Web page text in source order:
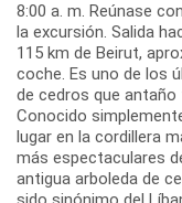
8:00 a. m. Reúnase
la excursión. Salida
115 km de Beirut,
coche. Es uno de los
de cedros que
Conocido
lugar en la cordillera
más espectaculares
antigua arboleda de